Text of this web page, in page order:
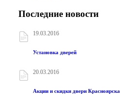
Последние новости
19.03.2016
Установка дверей
20.03.2016
Акции и скидки двери Красноярска